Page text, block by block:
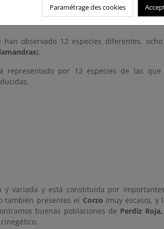
Eslizón Ibérico, tres especies de
observado 12 especies diferentes,
).
representado por 12 especies de las que
y variada y está constituida por
también presentes el Corzo (muy escaso), y
buenas poblaciones de Perdiz
Paramétrage des cookies